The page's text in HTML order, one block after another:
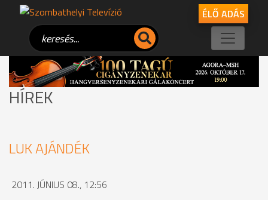
ÉLŐ ADÁS
HÍREK
LUK AJÁNDÉK
2011. JÚNIUS 08., 12:56